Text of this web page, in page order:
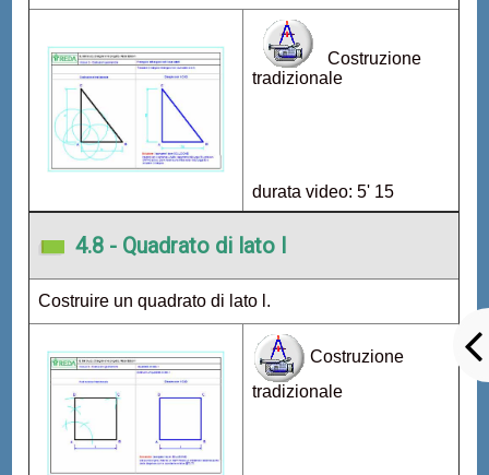
Costruzione
tradizionale
durata video: 5' 15
4.8 - Quadrato di lato l
Costruire un quadrato di lato l.
Costruzione
tradizionale